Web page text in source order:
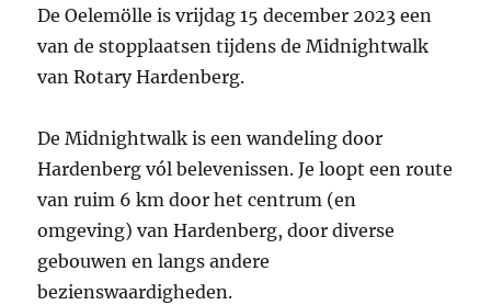
De Oelemölle is vrijdag 15 december 2023 een
van de stopplaatsen tijdens de Midnightwalk
van Rotary Hardenberg.
De Midnightwalk is een wandeling door
Hardenberg vól belevenissen. Je loopt een route
van ruim 6 km door het centrum (en
omgeving) van Hardenberg, door diverse
gebouwen en langs andere
bezienswaardigheden.